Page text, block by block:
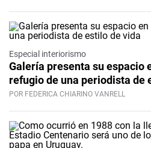
Especial interiorismo
Galería presenta su espacio
refugio de una periodista de
POR FEDERICA CHIARINO VANRELL